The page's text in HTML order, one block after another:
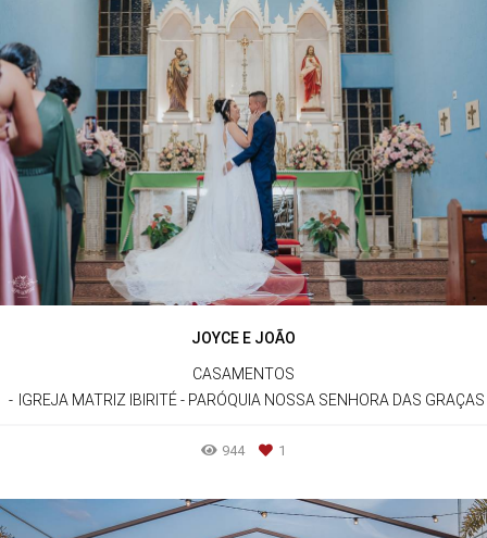
JOYCE E JOÃO
CASAMENTOS
IGREJA MATRIZ IBIRITÉ - PARÓQUIA NOSSA SENHORA DAS GRAÇAS
944 1